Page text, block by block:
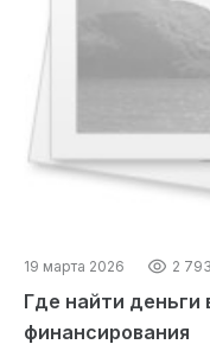
19 марта 2026 2 793
Где найти деньги
финансирования